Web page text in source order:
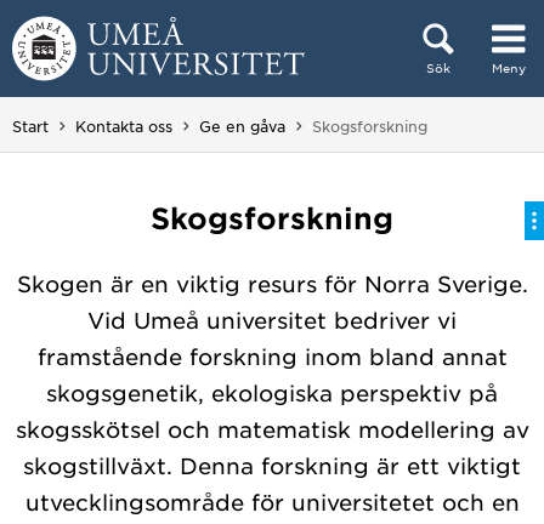
Hoppa direkt till innehållet
Sök Meny
Huvudmenyn dold.
Start Kontakta oss Ge en gåva Du är här:
Skogsforskning
Skogsforskning
Skogen är en viktig resurs för Norra Sverige.
Vid Umeå universitet bedriver vi
framstående forskning inom bland annat
skogsgenetik, ekologiska perspektiv på
skogsskötsel och matematisk modellering av
skogstillväxt. Denna forskning är ett viktigt
utvecklingsområde för universitetet och en